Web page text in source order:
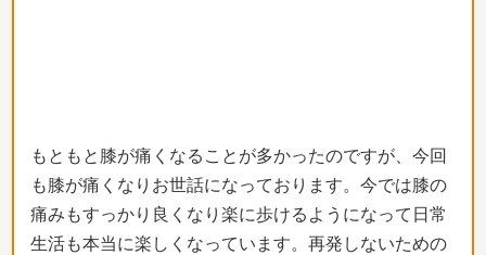
もともと膝が痛くなることが多かったのですが、今回
も膝が痛くなりお世話になっております。今では膝の
痛みもすっかり良くなり楽に歩けるようになって日常
生活も本当に楽しくなっています。再発しないための